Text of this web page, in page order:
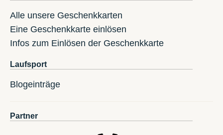
Alle unsere Geschenkkarten
Eine Geschenkkarte einlösen
Infos zum Einlösen der Geschenkkarte
Laufsport
Blogeinträge
Partner